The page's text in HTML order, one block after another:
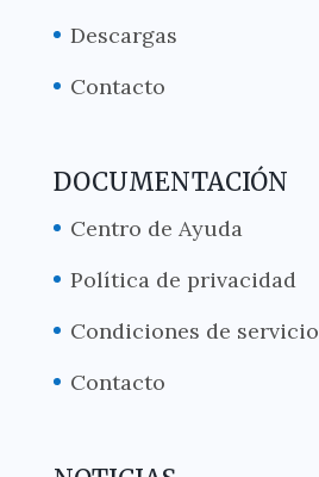
Descargas
Contacto
DOCUMENTACIÓN
Centro de Ayuda
Política de privacidad
Condiciones de servicio
Contacto